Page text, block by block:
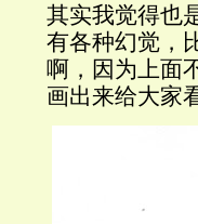
其实我觉得也
有各种幻觉，
啊，因为上面
画出来给大家